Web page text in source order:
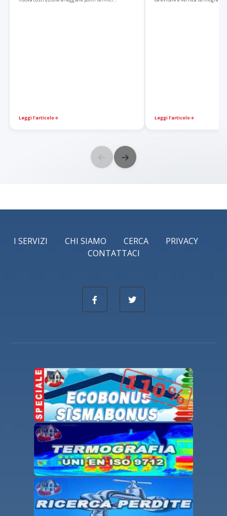
Leggi l’articolo→ Leggi l’articolo→
← →
I SERVIZI CHI SIAMO CERCA
PRIVACY
CONTATTACI